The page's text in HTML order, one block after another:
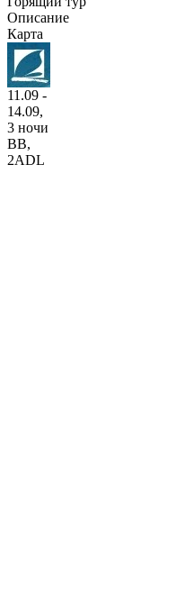
Описание
Карта
11.09 -
14.09,
3 ночи
BB,
2ADL